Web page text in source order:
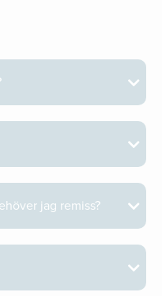
jag remiss?